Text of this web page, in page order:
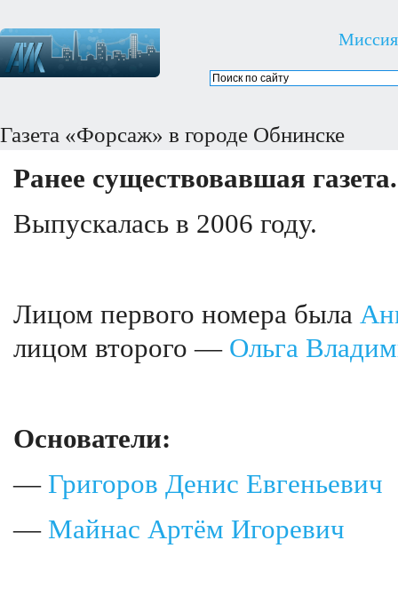
Миссия
Газета «Форсаж» в городе Обнинске
Ранее существовавшая газета.
Выпускалась в 2006 году.
Лицом первого номера была
лицом второго — Ольга
Основатели:
— Григоров Денис Евгеньевич
— Майнас Артём Игоревич